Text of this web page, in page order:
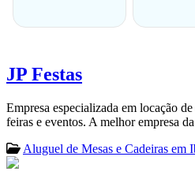
JP Festas
Empresa especializada em locação
feiras e eventos. A melhor empresa
Aluguel de Mesas e Cadeiras em